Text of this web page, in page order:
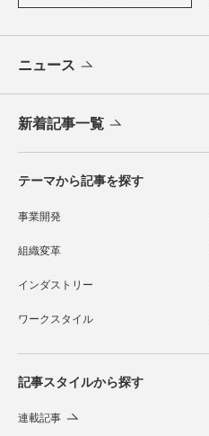
ニュース
新着記事一覧
テーマから記事を探す
事業開発
組織変革
インダストリー
ワークスタイル
記事スタイルから探す
連載記事